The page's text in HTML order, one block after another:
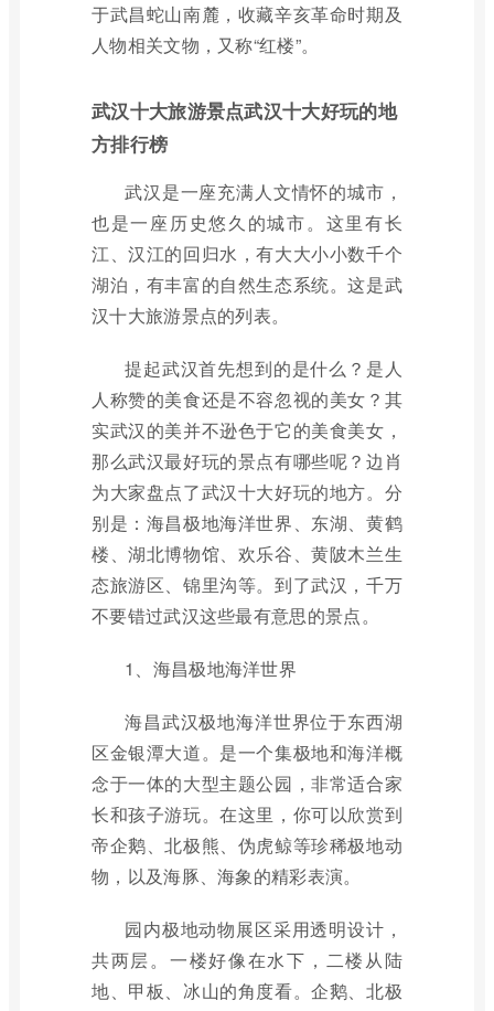
于武昌蛇山南麓，收藏辛亥革命时期及
人物相关文物，又称“红楼”。
武汉十大旅游景点武汉十大好玩的地
方排行榜
武汉是一座充满人文情怀的城市，
也是一座历史悠久的城市。这里有长
江、汉江的回归水，有大大小小数千个
湖泊，有丰富的自然生态系统。这是武
汉十大旅游景点的列表。
提起武汉首先想到的是什么？是人
人称赞的美食还是不容忽视的美女？其
实武汉的美并不逊色于它的美食美女，
那么武汉最好玩的景点有哪些呢？边肖
为大家盘点了武汉十大好玩的地方。分
别是：海昌极地海洋世界、东湖、黄鹤
楼、湖北博物馆、欢乐谷、黄陂木兰生
态旅游区、锦里沟等。到了武汉，千万
不要错过武汉这些最有意思的景点。
1、海昌极地海洋世界
海昌武汉极地海洋世界位于东西湖
区金银潭大道。是一个集极地和海洋概
念于一体的大型主题公园，非常适合家
长和孩子游玩。在这里，你可以欣赏到
帝企鹅、北极熊、伪虎鲸等珍稀极地动
物，以及海豚、海象的精彩表演。
园内极地动物展区采用透明设计，
共两层。一楼好像在水下，二楼从陆
地、甲板、冰山的角度看。企鹅、北极